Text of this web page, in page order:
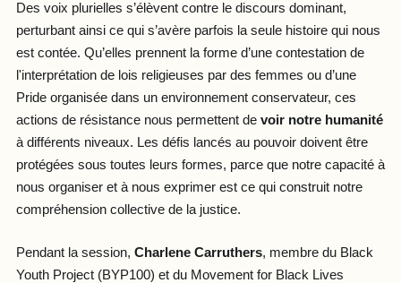
Des voix plurielles s’élèvent contre le discours dominant,
perturbant ainsi ce qui s’avère parfois la seule histoire qui nous
est contée. Qu’elles prennent la forme d’une contestation de
l'interprétation de lois religieuses par des femmes ou d’une
Pride organisée dans un environnement conservateur, ces
actions de résistance nous permettent devoir notre humanité
à différents niveaux. Les défis lancés au pouvoir doivent être
protégées sous toutes leurs formes, parce que notre capacité à
nous organiser et à nous exprimer est ce qui construit notre
compréhension collective de la justice.
Pendant la session, Charlene Carruthers, membre du Black
Youth Project (BYP100) et du Movement for Black Lives